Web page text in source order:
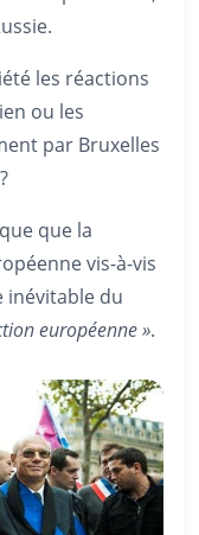
les réactions
ou les
par Bruxelles
que la
vis-à-vis
inévitable du
européenne ».